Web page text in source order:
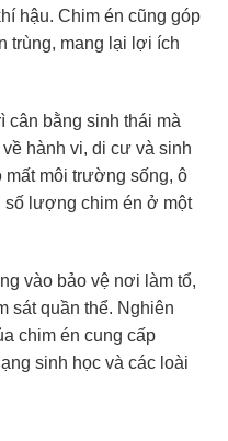
hậu. Chim én cũng góp
trùng, mang lại lợi ích
cân bằng sinh thái mà
hành vi, di cư và sinh
mất môi trường sống, ô
lượng chim én ở một
vào bảo vệ nơi làm tổ,
sát quần thể. Nghiên
chim én cung cấp
sinh học và các loài